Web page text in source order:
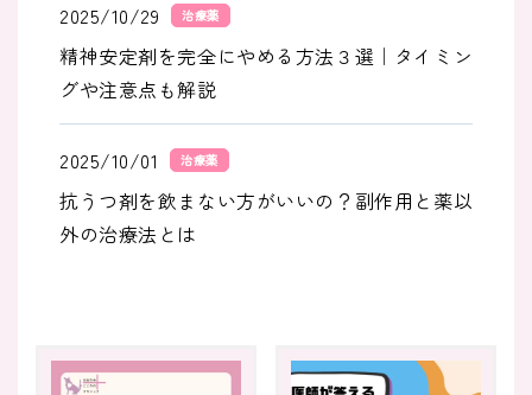
2025/10/29 治療薬
精神安定剤を完全にやめる方法３選｜タイミン
グや注意点も解説
2025/10/01 治療薬
抗うつ剤を飲まない方がいいの？副作用と薬以
外の治療法とは
へ｜考えられる原因と対処法